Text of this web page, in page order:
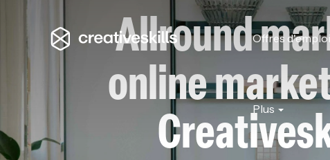
Offres d'emploi
Plus
Allround
online